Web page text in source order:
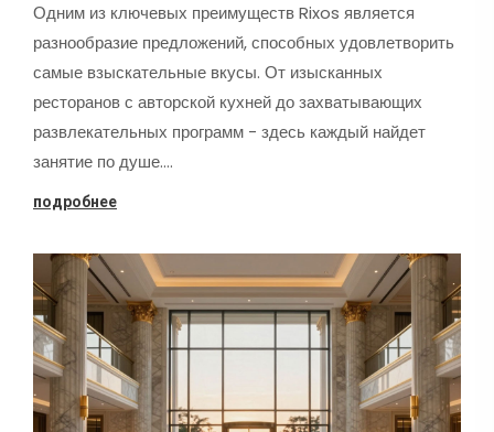
Одним из ключевых преимуществ Rixos является
разнообразие предложений, способных удовлетворить
самые взыскательные вкусы. От изысканных
ресторанов с авторской кухней до захватывающих
развлекательных программ - здесь каждый найдет
занятие по душе.…
подробнее